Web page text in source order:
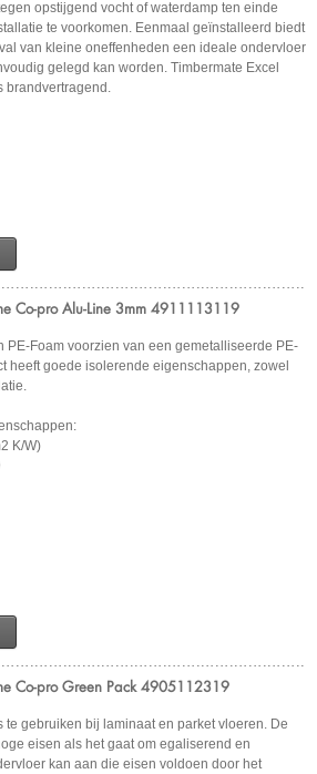
opstijgend vocht of waterdamp ten einde
te voorkomen. Eenmaal geïnstalleerd biedt
van kleine oneffenheden een ideale ondervloer
gelegd kan worden. Timbermate Excel
brandvertragend.
Co-pro Alu-Line 3mm 4911113119
PE-Foam voorzien van een gemetalliseerde PE-
heeft goede isolerende eigenschappen, zowel
K/W)
Co-pro Green Pack 4905112319
te gebruiken bij laminaat en parket vloeren. De
eisen als het gaat om egaliserend en
kan aan die eisen voldoen door het